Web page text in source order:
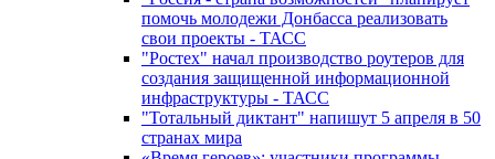
помочь молодежи Донбасса реализовать
свои проекты - ТАСС
"Ростех" начал производство роутеров для
создания защищенной информационной
инфраструктуры - ТАСС
"Тотальный диктант" напишут 5 апреля в 50
странах мира